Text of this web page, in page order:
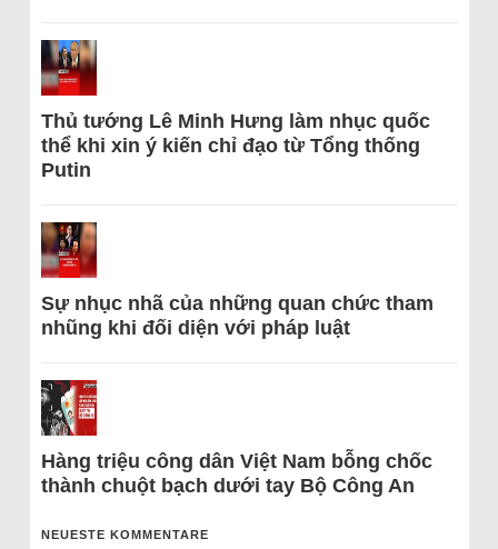
Thủ tướng Lê Minh Hưng làm nhục quốc
thể khi xin ý kiến chỉ đạo từ Tổng thống
Putin
Sự nhục nhã của những quan chức tham
nhũng khi đối diện với pháp luật
Hàng triệu công dân Việt Nam bỗng chốc
thành chuột bạch dưới tay Bộ Công An
NEUESTE KOMMENTARE